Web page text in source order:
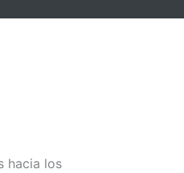
hacia los